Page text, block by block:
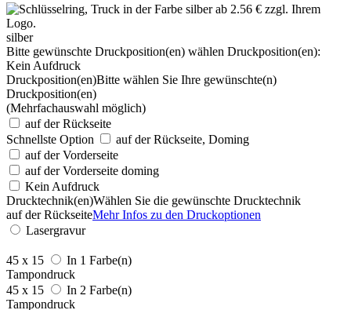
silber
Bitte gewünschte Druckposition(en) wählen Druckposition(en):
Kein Aufdruck
Druckposition(en)Bitte wählen Sie Ihre gewünschte(n)
Druckposition(en)
(Mehrfachauswahl möglich)
auf der Rückseite
Schnellste Option
auf der Rückseite, Doming
auf der Vorderseite
auf der Vorderseite doming
Kein Aufdruck
Drucktechnik(en)Wählen Sie die gewünschte Drucktechnik
auf der RückseiteMehr Infos zu den Druckoptionen
Lasergravur
45 x 15
In 1 Farbe(n)
Tampondruck
45 x 15
In 2 Farbe(n)
Tampondruck